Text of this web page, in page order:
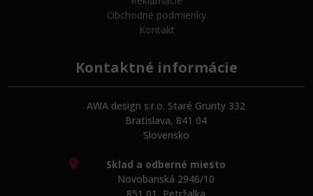
Obchodné podmienky
Kontakt
Kontaktné informácie
AWA design s.r.o. Staré Grunty 332
Bratislava, 841 04
Slovensko
Sklad a odberné miesto
Novobanská 2946/10
851 01, Petržalka